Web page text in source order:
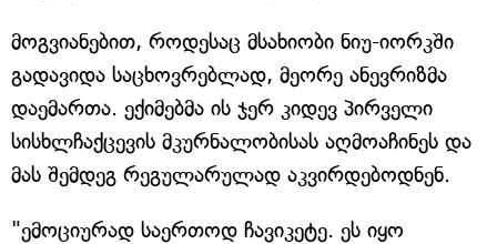
მოგვიანებით, როდესაც მსახიობი ნიუ-იორკში
გადავიდა საცხოვრებლად, მეორე ანევრიზმა
დაემართა. ექიმებმა ის ჯერ კიდევ პირველი
სისხლჩაქცევის მკურნალობისას აღმოაჩინეს და
მას შემდეგ რეგულარულად აკვირდებოდნენ.
"ემოციურად საერთოდ ჩავიკეტე. ეს იყო